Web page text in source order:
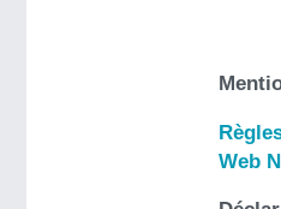
Web